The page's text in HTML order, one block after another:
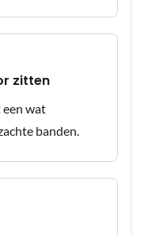
zitten
een wat
banden.